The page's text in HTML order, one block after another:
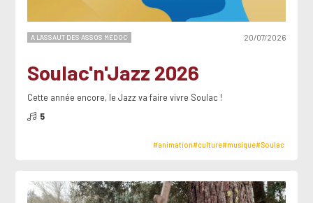
A L'ASSAUT DES ASSOS MÉDOC 20/07/2026
Soulac'n'Jazz 2026
Cette année encore, le Jazz va faire vivre Soulac !
5
#animation#culture#musique#Soulac